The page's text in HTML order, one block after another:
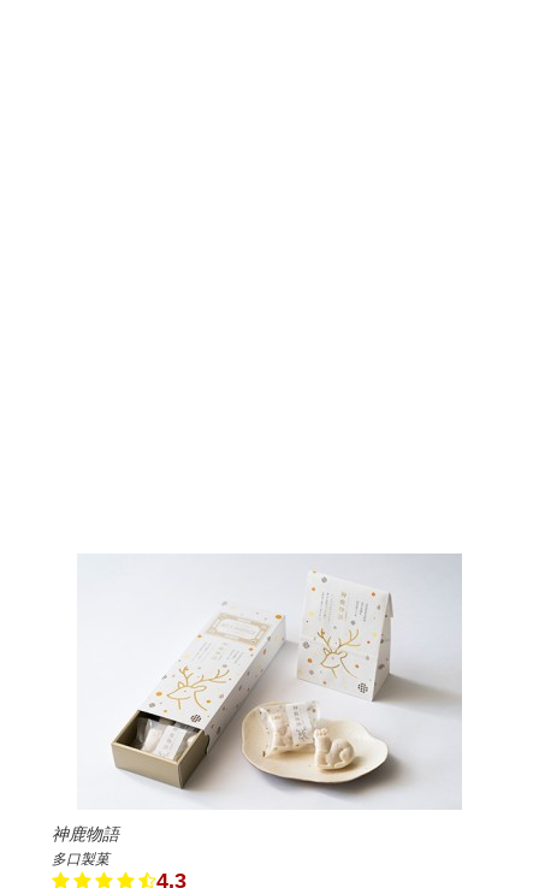
神鹿物語
多口製菓
4.3